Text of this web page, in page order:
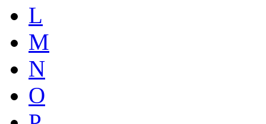
L
M
N
O